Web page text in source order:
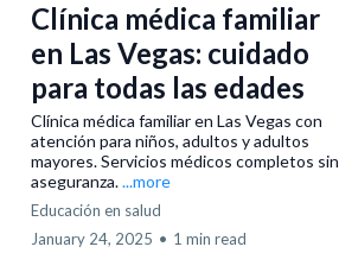
Clínica médica familiar
en Las Vegas: cuidado
para todas las edades
Clínica médica familiar en Las Vegas con
atención para niños, adultos y adultos
mayores. Servicios médicos completos sin
aseguranza....more
Educación en salud
January 24, 2025 • 1 min read